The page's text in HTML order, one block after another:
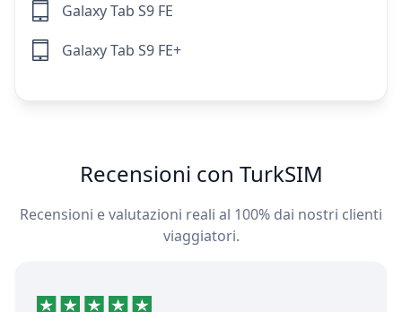
Galaxy Tab S9 FE
Galaxy Tab S9 FE+
Recensioni con TurkSIM
Recensioni e valutazioni reali al 100% dai nostri clienti
viaggiatori.